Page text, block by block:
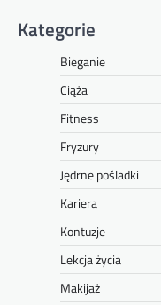
Kategorie
Bieganie
Ciąża
Fitness
Fryzury
Jędrne pośladki
Kariera
Kontuzje
Lekcja życia
Makijaż